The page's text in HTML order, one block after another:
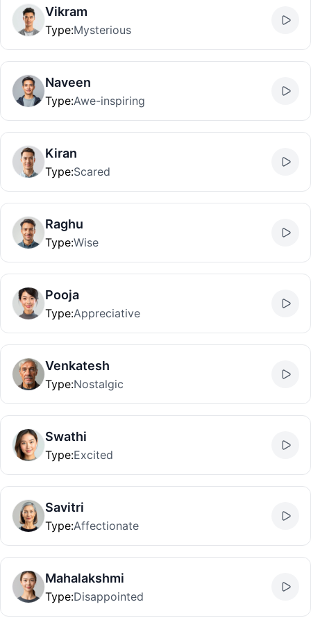
Vikram
Type:Mysterious
Naveen
Type:Awe-inspiring
Kiran
Type:Scared
Raghu
Type:Wise
Pooja
Type:Appreciative
Venkatesh
Type:Nostalgic
Swathi
Type:Excited
Savitri
Type:Affectionate
Mahalakshmi
Type:Disappointed